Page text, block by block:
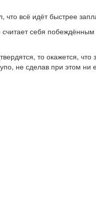
всё идёт быстрее
себя
то окажется, что
не сделав при этом ни